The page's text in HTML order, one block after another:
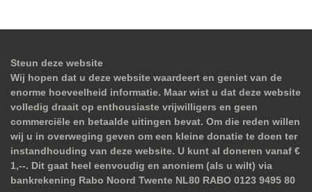
Steun deze website
Wij hopen dat u deze website waardeert en geniet van de
enorme hoeveelheid informatie. Maar wist u dat deze website
volledig draait op enthousiaste vrijwilligers en geen
commerciële en betaalde uitingen bevat. Om die reden willen
wij u in overweging geven om een kleine donatie te doen ter
instandhouding van deze website. U kunt al doneren vanaf €
1,--. Dit gaat heel eenvoudig en anoniem (als u wilt) via
bankrekening Rabo Noord Twente NL80 RABO 0123 9495 80